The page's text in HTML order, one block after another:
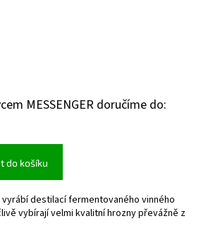
MESSENGER doručíme do:
do košíku
destilací fermentovaného vinného
vybírají velmi kvalitní hrozny převážně z